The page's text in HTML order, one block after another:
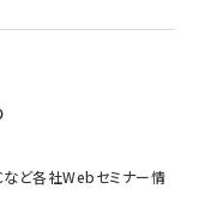
など各社Webセミナー情